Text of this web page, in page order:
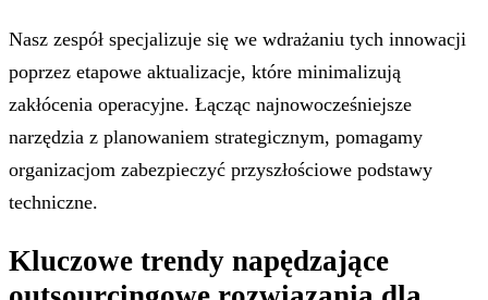
Nasz zespół specjalizuje się we wdrażaniu tych innowacji
poprzez etapowe aktualizacje, które minimalizują
zakłócenia operacyjne. Łącząc najnowocześniejsze
narzędzia z planowaniem strategicznym, pomagamy
organizacjom zabezpieczyć przyszłościowe podstawy
techniczne.
Kluczowe trendy napędzające